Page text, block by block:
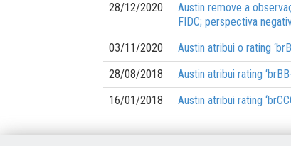
28/12/2020
Austin remove a
FIDC; perspectiva
03/11/2020
Austin atribui o rating
28/08/2018
Austin atribui rating
16/01/2018
Austin atribui rating